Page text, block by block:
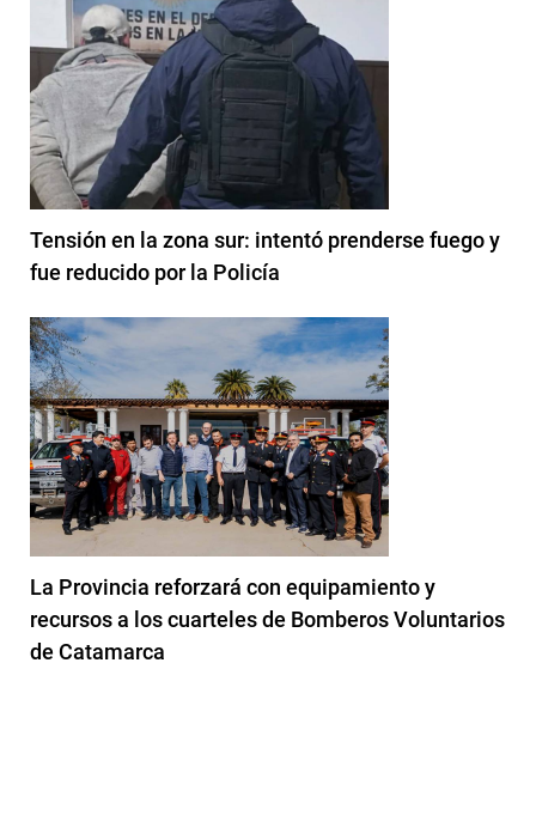
Tensión en la zona sur: intentó prenderse fuego y
fue reducido por la Policía
La Provincia reforzará con equipamiento y
recursos a los cuarteles de Bomberos Voluntarios
de Catamarca